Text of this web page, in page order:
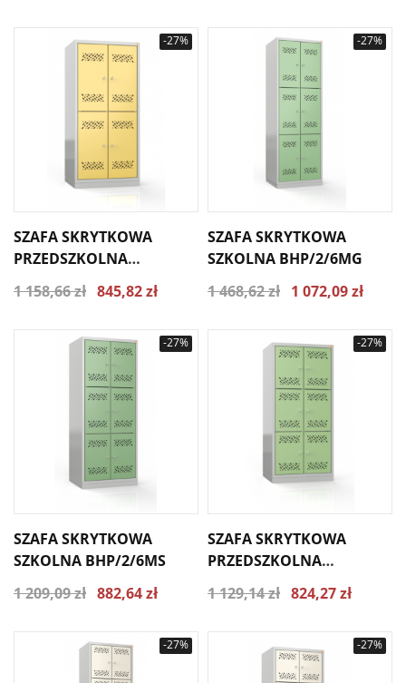
-27%
SZAFA SKRYTKOWA
PRZEDSZKOLNA
BHP/2/4MP
1 158,66 zł 845,82 zł
-27%
SZAFA SKRYTKOWA
SZKOLNA BHP/2/6MG
1 468,62 zł 1 072,09 zł
-27%
SZAFA SKRYTKOWA
SZKOLNA BHP/2/6MS
1 209,09 zł 882,64 zł
-27%
SZAFA SKRYTKOWA
PRZEDSZKOLNA
BHP/2/6MP
1 129,14 zł 824,27 zł
-27% -27%